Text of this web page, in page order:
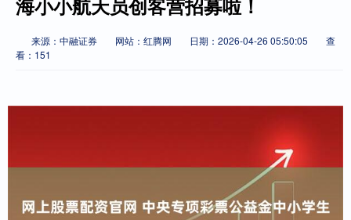
海小小航天员创客营招募啦！
来源：中融证券 网站：红腾网 日期：2026-04-26 05:50:05
查
看：151